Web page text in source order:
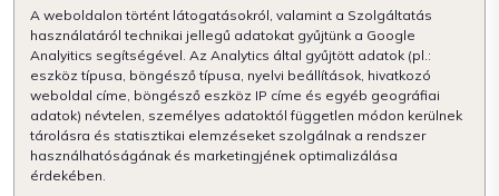
A weboldalon történt látogatásokról, valamint a Szolgáltatás
használatáról technikai jellegű adatokat gyűjtünk a Google
Analyitics segítségével. Az Analytics által gyűjtött adatok (pl.:
eszköz típusa, böngésző típusa, nyelvi beállítások, hivatkozó
weboldal címe, böngésző eszköz IP címe és egyéb geográfiai
adatok) névtelen, személyes adatoktól független módon kerülnek
tárolásra és statisztikai elemzéseket szolgálnak a rendszer
használhatóságának és marketingjének optimalizálása
érdekében.